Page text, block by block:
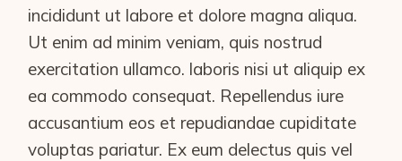
incididunt ut labore et dolore magna aliqua.
Ut enim ad minim veniam, quis nostrud
exercitation ullamco. laboris nisi ut aliquip ex
ea commodo consequat. Repellendus iure
accusantium eos et repudiandae cupiditate
voluptas pariatur. Ex eum delectus quis vel